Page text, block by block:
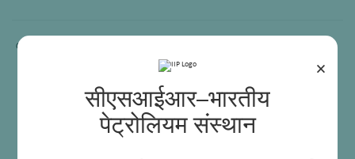
×
सीएसआईआर–भारतीय
पेट्रोलियम संस्थान
Comming Soon.